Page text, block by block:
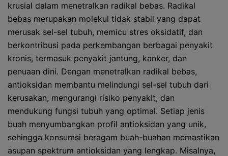
krusial dalam menetralkan radikal bebas. Radikal
bebas merupakan molekul tidak stabil yang dapat
merusak sel-sel tubuh, memicu stres oksidatif, dan
berkontribusi pada perkembangan berbagai penyakit
kronis, termasuk penyakit jantung, kanker, dan
penuaan dini. Dengan menetralkan radikal bebas,
antioksidan membantu melindungi sel-sel tubuh dari
kerusakan, mengurangi risiko penyakit, dan
mendukung fungsi tubuh yang optimal. Setiap jenis
buah menyumbangkan profil antioksidan yang unik,
sehingga konsumsi beragam buah-buahan memastikan
asupan spektrum antioksidan yang lengkap. Misalnya,